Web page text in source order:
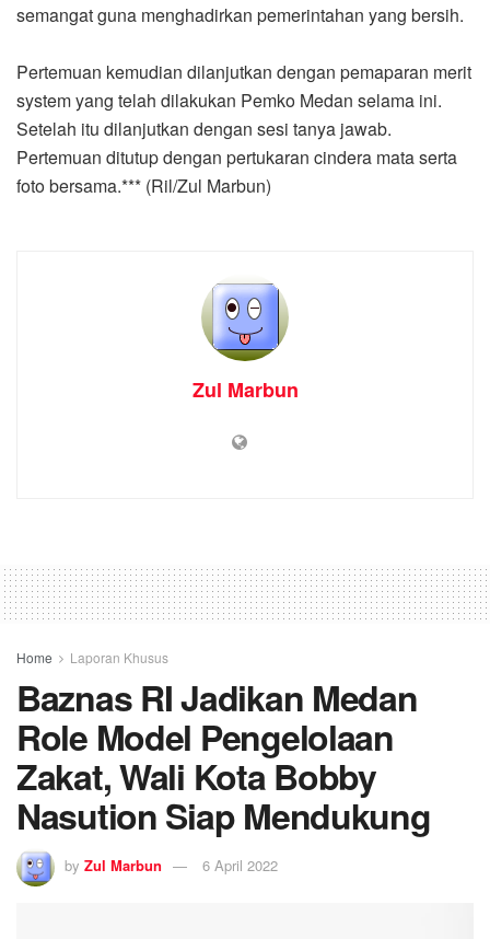
semangat guna menghadirkan pemerintahan yang bersih.
Pertemuan kemudian dilanjutkan dengan pemaparan merit
system yang telah dilakukan Pemko Medan selama ini.
Setelah itu dilanjutkan dengan sesi tanya jawab.
Pertemuan ditutup dengan pertukaran cindera mata serta
foto bersama.*** (Ril/Zul Marbun)
Zul Marbun
Home Laporan Khusus
Baznas RI Jadikan Medan
Role Model Pengelolaan
Zakat, Wali Kota Bobby
Nasution Siap Mendukung
by Zul Marbun 6 April 2022